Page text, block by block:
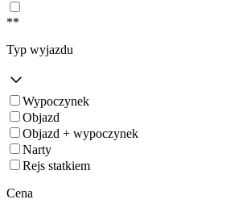
**
Typ wyjazdu
Wypoczynek
Objazd
Objazd + wypoczynek
Narty
Rejs statkiem
Cena